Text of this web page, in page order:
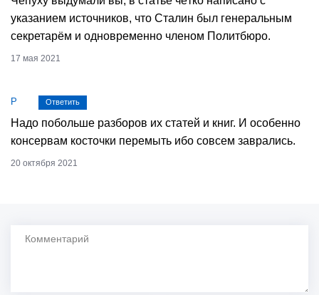
указанием источников, что Сталин был генеральным
секретарём и одновременно членом Политбюро.
17 мая 2021
Р Ответить
Надо побольше разборов их статей и книг. И особенно
консервам косточки перемыть ибо совсем заврались.
20 октября 2021